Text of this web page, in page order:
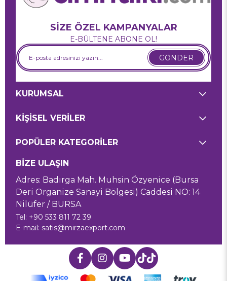
SİZE ÖZEL KAMPANYALAR
E-BÜLTENE ABONE OL!
GÖNDER
KURUMSAL
KİŞİSEL VERİLER
POPÜLER KATEGORİLER
BİZE ULAŞIN
Adres: Badırga Mah. Muhsin Özyenice (Bursa
Deri Organize Sanayi Bölgesi) Caddesi NO: 14
Nilüfer / BURSA
Tel: +90 533 811 72 39
E-mail: satis@mirzaexport.com